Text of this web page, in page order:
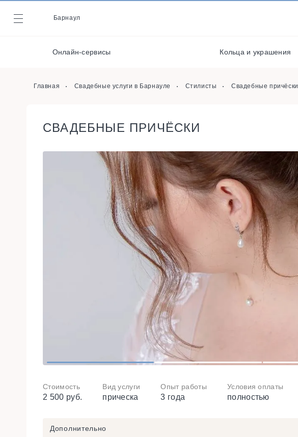
Барнаул
Онлайн-сервисы Кольца и украшения
Журнал
Онлайн-сервисы
Артисты
Главная Свадебные услуги в Барнауле Стилисты Свадебные причёски
СВАДЕБНЫЕ ПРИЧЁСКИ
1 2
Стоимость
2 500 руб.
Вид услуги
прическа
Опыт работы
3 года
Условия оплаты
полностью
Дополнительно